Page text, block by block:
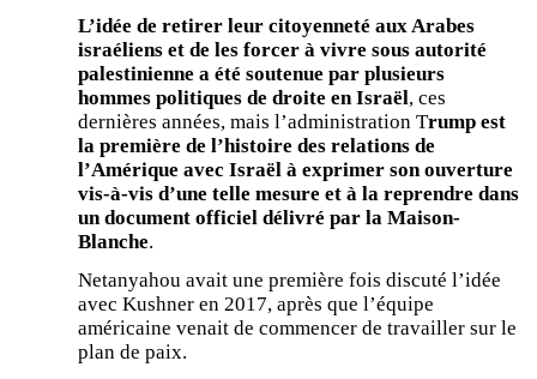
L’idée de retirer leur citoyenneté aux Arabes
israéliens et de les forcer à vivre sous autorité
palestinienne a été soutenue par plusieurs
hommes politiques de droite en Israël, ces
dernières années, mais l’administration Trump est
la première de l’histoire des relations de
l’Amérique avec Israël à exprimer son ouverture
vis-à-vis d’une telle mesure et à la reprendre dans
un document officiel délivré par la Maison-
Blanche.
Netanyahou avait une première fois discuté l’idée
avec Kushner en 2017, après que l’équipe
américaine venait de commencer de travailler sur le
plan de paix.